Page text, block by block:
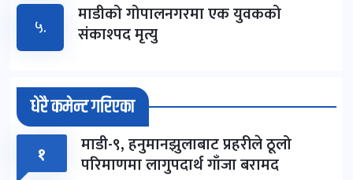
५.
माडीको गोपालनगरमा एक युवकको
संकाश्पद मृत्यु
धेरै कमेन्ट गरिएका
१ माडी-९, हनुमानझुलाबाट प्रहरीले ठूलो
परिमाणमा लागुपदार्थ गाँजा बरामद